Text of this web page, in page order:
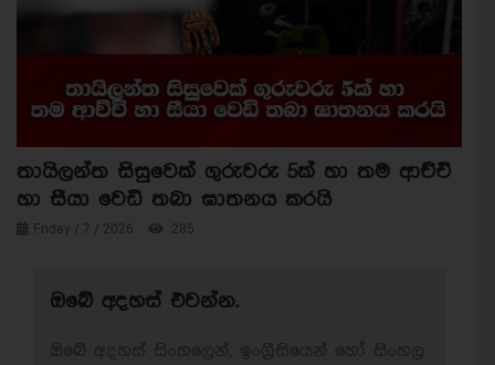
තායිලන්ත සිසුවෙක් ගුරුවරු 5ක් හා තම ආච්චි
හා සීයා වෙඩි තබා ඝාතනය කරයි
Friday / 7 / 2026 285
ඔබේ අදහස් එවන්න.